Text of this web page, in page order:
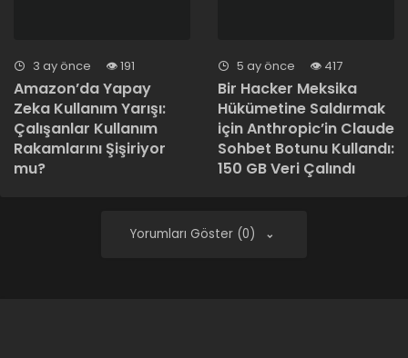
3 ay önce 191
Amazon’da Yapay
Zeka Kullanım Yarışı:
Çalışanlar Kullanım
Rakamlarını Şişiriyor
mu?
5 ay önce 417
Bir Hacker Meksika
Hükümetine Saldırmak
için Anthropic’in Claude
Sohbet Botunu Kullandı:
150 GB Veri Çalındı
Yorumları Göster (0)